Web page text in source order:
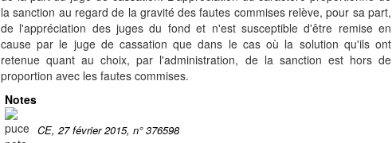
la sanction au regard de la gravité des fautes commises relève, pour sa part,
de l'appréciation des juges du fond et n'est susceptible d'être remise en
cause par le juge de cassation que dans le cas où la solution qu'ils ont
retenue quant au choix, par l'administration, de la sanction est hors de
proportion avec les fautes commises.
Notes
CE, 27 février 2015, n° 376598